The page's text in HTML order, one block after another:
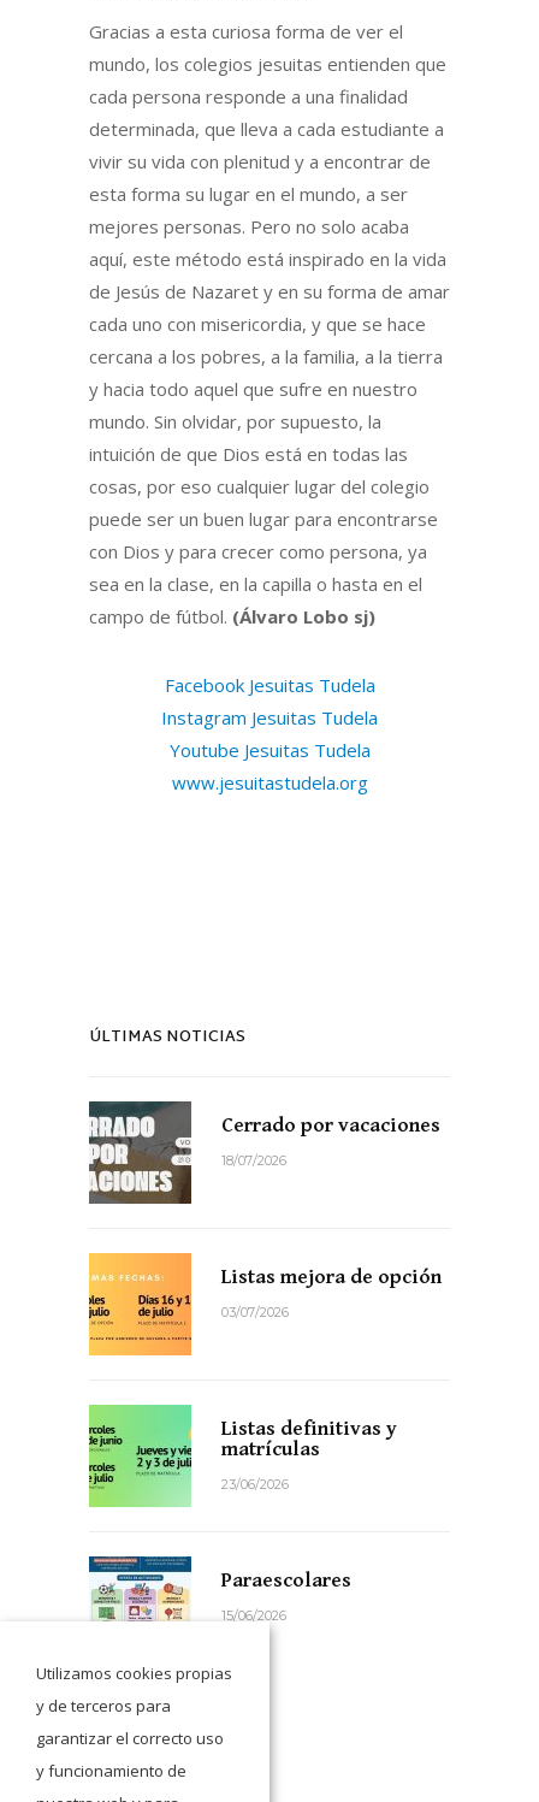
Gracias a esta curiosa forma de ver el
mundo, los colegios jesuitas entienden que
cada persona responde a una finalidad
determinada, que lleva a cada estudiante a
vivir su vida con plenitud y a encontrar de
esta forma su lugar en el mundo, a ser
mejores personas. Pero no solo acaba
aquí, este método está inspirado en la vida
de Jesús de Nazaret y en su forma de amar
cada uno con misericordia, y que se hace
cercana a los pobres, a la familia, a la tierra
y hacia todo aquel que sufre en nuestro
mundo. Sin olvidar, por supuesto, la
intuición de que Dios está en todas las
cosas, por eso cualquier lugar del colegio
puede ser un buen lugar para encontrarse
con Dios y para crecer como persona, ya
sea en la clase, en la capilla o hasta en el
campo de fútbol. (Álvaro Lobo sj)
Facebook Jesuitas Tudela
Instagram Jesuitas Tudela
Youtube Jesuitas Tudela
www.jesuitastudela.org
ÚLTIMAS NOTICIAS
Cerrado por vacaciones
18/07/2026
Listas mejora de opción
03/07/2026
Listas definitivas y
matrículas
23/06/2026
Paraescolares
15/06/2026
Utilizamos cookies propias
y de terceros para
garantizar el correcto uso
y funcionamiento de